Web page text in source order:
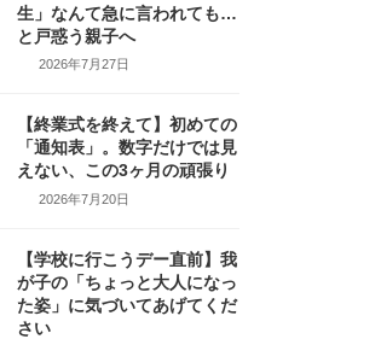
生」なんて急に言われても…
と戸惑う親子へ
2026年7月27日
【終業式を終えて】初めての
「通知表」。数字だけでは見
えない、この3ヶ月の頑張り
2026年7月20日
【学校に行こうデー直前】我
が子の「ちょっと大人になっ
た姿」に気づいてあげてくだ
さい